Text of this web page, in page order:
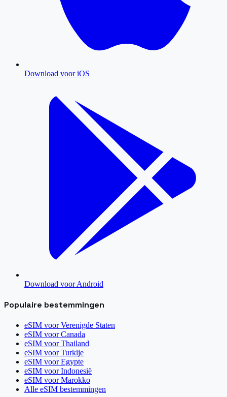
Download voor iOS
Download voor Android
Populaire bestemmingen
eSIM voorVerenigde Staten
eSIM voorCanada
eSIM voorThailand
eSIM voorTurkije
eSIM voorEgypte
eSIM voorIndonesië
eSIM voorMarokko
Alle eSIM bestemmingen